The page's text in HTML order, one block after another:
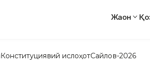
Жаҳон
Конституциявий ислоҳотСайлов-2026